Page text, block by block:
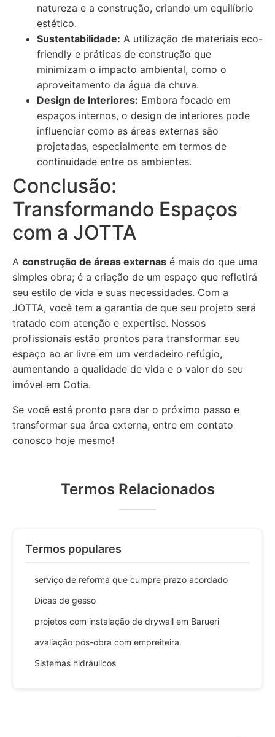
natureza e a construção, criando um equilíbrio
estético.
Sustentabilidade: A utilização de materiais eco-
friendly e práticas de construção que
minimizam o impacto ambiental, como o
aproveitamento da água da chuva.
Design de Interiores: Embora focado em
espaços internos, o design de interiores pode
influenciar como as áreas externas são
projetadas, especialmente em termos de
continuidade entre os ambientes.
Conclusão:
Transformando Espaços
com a JOTTA
A construção de áreas externas é mais do que uma
simples obra; é a criação de um espaço que refletirá
seu estilo de vida e suas necessidades. Com a
JOTTA, você tem a garantia de que seu projeto será
tratado com atenção e expertise. Nossos
profissionais estão prontos para transformar seu
espaço ao ar livre em um verdadeiro refúgio,
aumentando a qualidade de vida e o valor do seu
imóvel em Cotia.
Se você está pronto para dar o próximo passo e
transformar sua área externa, entre em contato
conosco hoje mesmo!
Termos Relacionados
Termos populares
serviço de reforma que cumpre prazo acordado
Dicas de gesso
projetos com instalação de drywall em Barueri
avaliação pós-obra com empreiteira
Sistemas hidráulicos